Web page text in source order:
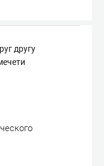
другу